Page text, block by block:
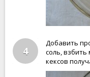
4
Добавить
соль, взбить
кексов